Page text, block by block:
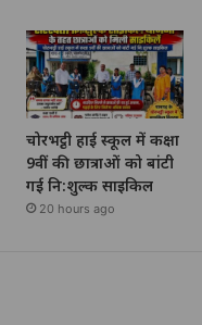
चोरभट्ठी हाई स्कूल में कक्षा
9वीं की छात्राओं को बांटी
गई नि:शुल्क साइकिल
20 hours ago